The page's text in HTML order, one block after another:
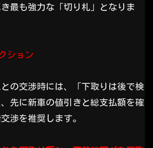
最も強力な「切り札」となりま
ション
の交渉時には、「下取りは後で検
先に新車の値引きと総支払額を確
渉を推奨します。